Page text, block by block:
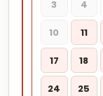
3 4
10 11
17 18
24 25